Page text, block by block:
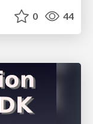
0 44